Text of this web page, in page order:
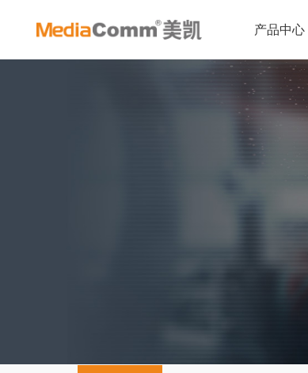
产品中心